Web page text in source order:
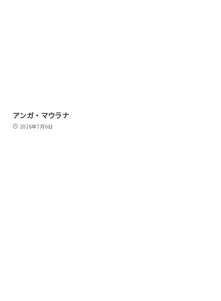
アンガ・マウラナ
2026年7月6日